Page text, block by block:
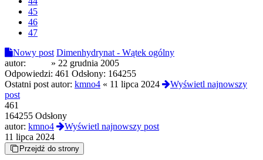
45
46
47
Nowy post Dimenhydrynat - Wątek ogólny
autor:
» 22 grudnia 2005
Odpowiedzi: 461 Odsłony: 164255
Ostatni post autor: kmno4 « 11 lipca 2024
Wyświetl najnowszy
post
461
164255 Odsłony
autor: kmno4
Wyświetl najnowszy post
11 lipca 2024
Przejdź do strony